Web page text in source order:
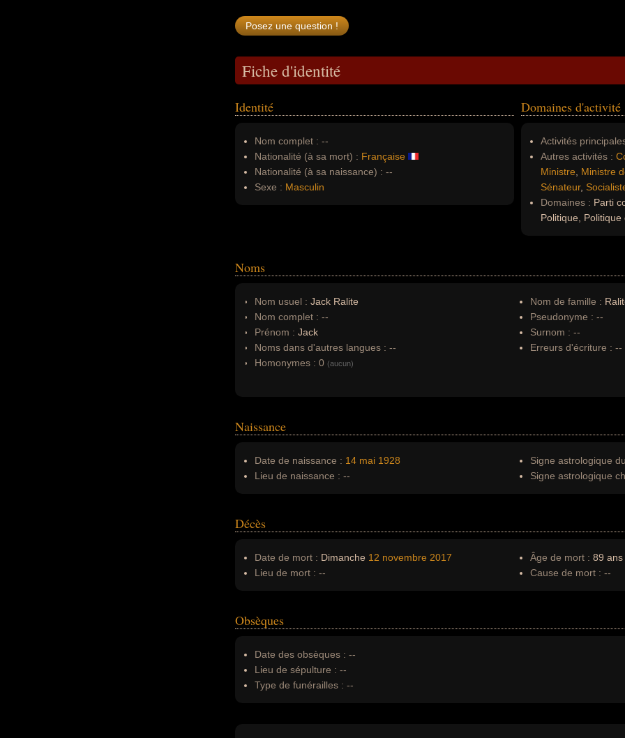
Fiche d'identité
Identité
Nom complet : --
Nationalité (à sa mort) : Française
Nationalité (à sa naissance) : --
Sexe : Masculin
Domaines d'activité
Activités
Autres activités :
Ministre
Ministre
Sénateur,
Domaines : Parti
Politique,
Noms
Nom usuel : Jack Ralite
Nom complet : --
Prénom : Jack
Noms dans d'autres langues : --
Homonymes : 0 (aucun)
Nom de famille :
Pseudonyme : --
Surnom : --
Erreurs d'écriture : --
Naissance
Date de naissance : 14 mai 1928
Lieu de naissance : --
Signe astrologique
Signe astrologique
Décès
Date de mort : Dimanche 12 novembre 2017
Lieu de mort : --
Âge de mort : 89 ans
Cause de mort : --
Obsèques
Date des obsèques : --
Lieu de sépulture : --
Type de funérailles : --